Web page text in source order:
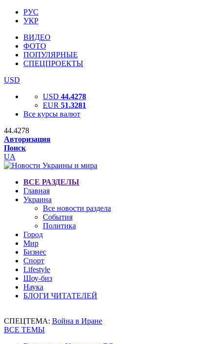
РУС
УКР
ВИДЕО
ФОТО
ПОПУЛЯРНЫЕ
СПЕЦПРОЕКТЫ
USD
USD 44.4278
EUR 51.3281
Все курсы валют
44.4278
Авторизация
Поиск
UA
ВСЕ РАЗДЕЛЫ
Главная
Украина
Все новости раздела
События
Политика
Город
Мир
Бизнес
Спорт
Lifestyle
Шоу-биз
Наука
БЛОГИ ЧИТАТЕЛЕЙ
СПЕЦТЕМА: Война в Иране
ВСЕ ТЕМЫ